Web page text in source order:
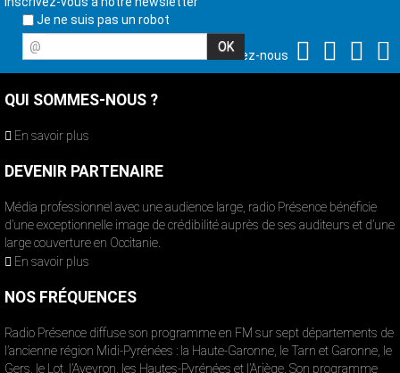
Je ne suis pas un robot
@
Suivez-nous
QUI SOMMES-NOUS ?
En savoir plus
DEVENIR PARTENAIRE
Média professionnel avec une audience large, radio Présence bénéficie
d’une exceptionnelle image de crédibilité auprès de ses auditeurs et d’une
large couverture en Occitanie.
En savoir plus
NOS FRÉQUENCES
Radio Présence diffuse son programme en FM sur sept départements de
l’ancienne région Midi-Pyrénées : la Haute-Garonne, le Tarn et Garonne, le
Gers, le Lot, l’Aveyron, les Hautes-Pyrénées et l’Ariège. Son programme